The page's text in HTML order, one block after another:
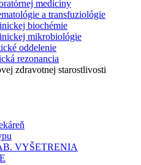
medicíny
a transfuziológie
biochémie
mikrobiológie
oddelenie
rezonancia
zdravotnej starostlivosti
VYŠETRENIA